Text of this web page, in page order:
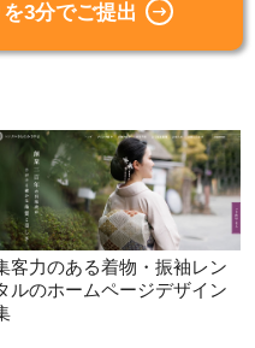
3分でご提出
客力のある着物・振袖レン
ルのホームページデザイン